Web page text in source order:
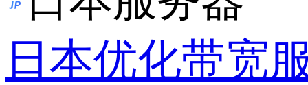
日本优化带宽